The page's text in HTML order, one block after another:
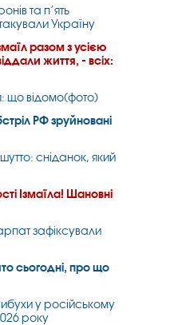
та п’ять
Україну
разом з усією
життя, - всіх:
що відомо(фото)
РФ зруйновані
сніданок, який
Ізмаїла! Шановні
зафіксували
сьогодні, про що
у російському
року